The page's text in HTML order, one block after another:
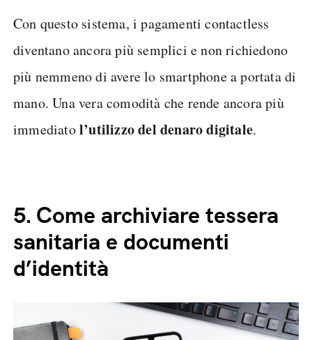
Con questo sistema, i pagamenti contactless
diventano ancora più semplici e non richiedono
più nemmeno di avere lo smartphone a portata di
mano. Una vera comodità che rende ancora più
immediatol’utilizzo del denaro digitale.
5. Come archiviare tessera
sanitaria e documenti
d’identità